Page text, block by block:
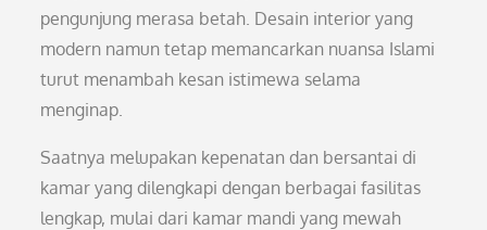
pengunjung merasa betah. Desain interior yang
modern namun tetap memancarkan nuansa Islami
turut menambah kesan istimewa selama
menginap.
Saatnya melupakan kepenatan dan bersantai di
kamar yang dilengkapi dengan berbagai fasilitas
lengkap, mulai dari kamar mandi yang mewah